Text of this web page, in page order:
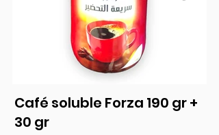
Café soluble Forza 190 gr +
30 gr